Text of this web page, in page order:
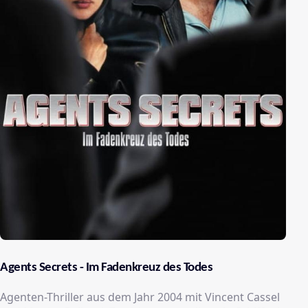
Agents Secrets - Im Fadenkreuz des Todes
Agenten-Thriller aus dem Jahr 2004 mit Vincent Cassel